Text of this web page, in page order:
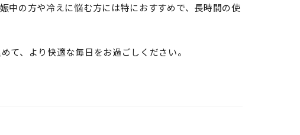
中の方や冷えに悩む方には特におすすめで、長時間の使
て、より快適な毎日をお過ごしください。